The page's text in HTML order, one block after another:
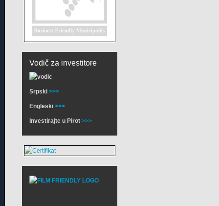
Vodič za investitore
Srpski>>>
Engleski>>>
Investirajte u Pirot>>>